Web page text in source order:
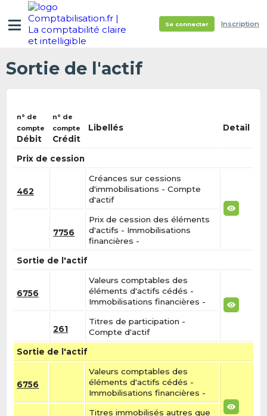
Se connecter Inscription
Sortie de l'actif
n° de
compte
Débit
n° de
compte
Crédit
Libellés Detail
Prix de cession
462
Créances sur cessions
d'immobilisations - Compte
d'actif
7756
Prix de cession des éléments
d'actifs - Immobilisations
financières -
Sortie de l'actif
6756
Valeurs comptables des
éléments d'actifs cédés -
Immobilisations financières -
261
Titres de participation -
Compte d'actif
Sortie de l'actif
6756
Valeurs comptables des
éléments d'actifs cédés -
Immobilisations financières -
Titres immobilisés autres que